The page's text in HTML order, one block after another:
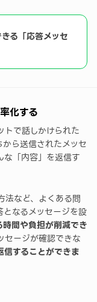
る「応答メッセ
化する
トで話しかけられた
ら送信されたメッセ
な「内容」を返信す
法など、よくある問
なるメッセージを設
間や負担が削減でき
セージが確認できな
信することができま